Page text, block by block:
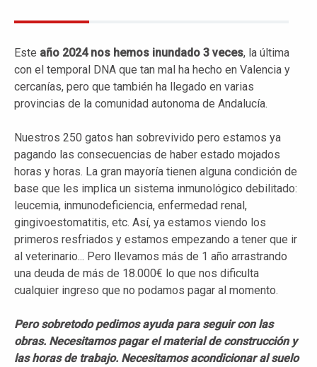
Este año 2024 nos hemos inundado 3 veces, la última
con el temporal DNA que tan mal ha hecho en Valencia y
cercanías, pero que también ha llegado en varias
provincias de la comunidad autonoma de Andalucía.
Nuestros 250 gatos han sobrevivido pero estamos ya
pagando las consecuencias de haber estado mojados
horas y horas. La gran mayoría tienen alguna condición de
base que les implica un sistema inmunológico debilitado:
leucemia, inmunodeficiencia, enfermedad renal,
gingivoestomatitis, etc. Así, ya estamos viendo los
primeros resfriados y estamos empezando a tener que ir
al veterinario... Pero llevamos más de 1 año arrastrando
una deuda de más de 18.000€ lo que nos dificulta
cualquier ingreso que no podamos pagar al momento.
Pero sobretodo pedimos ayuda para seguir con las
obras. Necesitamos pagar el material de construcción y
las horas de trabajo. Necesitamos acondicionar al suelo